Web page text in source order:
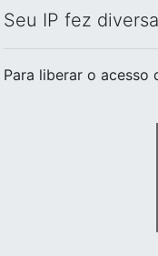
Seu IP fez
Para liberar o acesso